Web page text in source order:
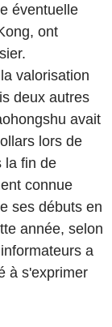
éventuelle
ont
valorisation
deux autres
avait
lors de
la fin de
connue
ses débuts en
année, selon
a
à s'exprimer